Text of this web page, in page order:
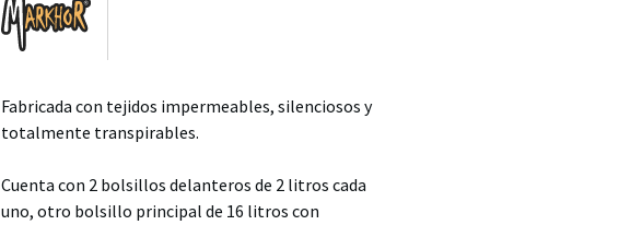
Fabricada con tejidos impermeables, silenciosos y
totalmente transpirables.
Cuenta con 2 bolsillos delanteros de 2 litros cada
uno, otro bolsillo principal de 16 litros con